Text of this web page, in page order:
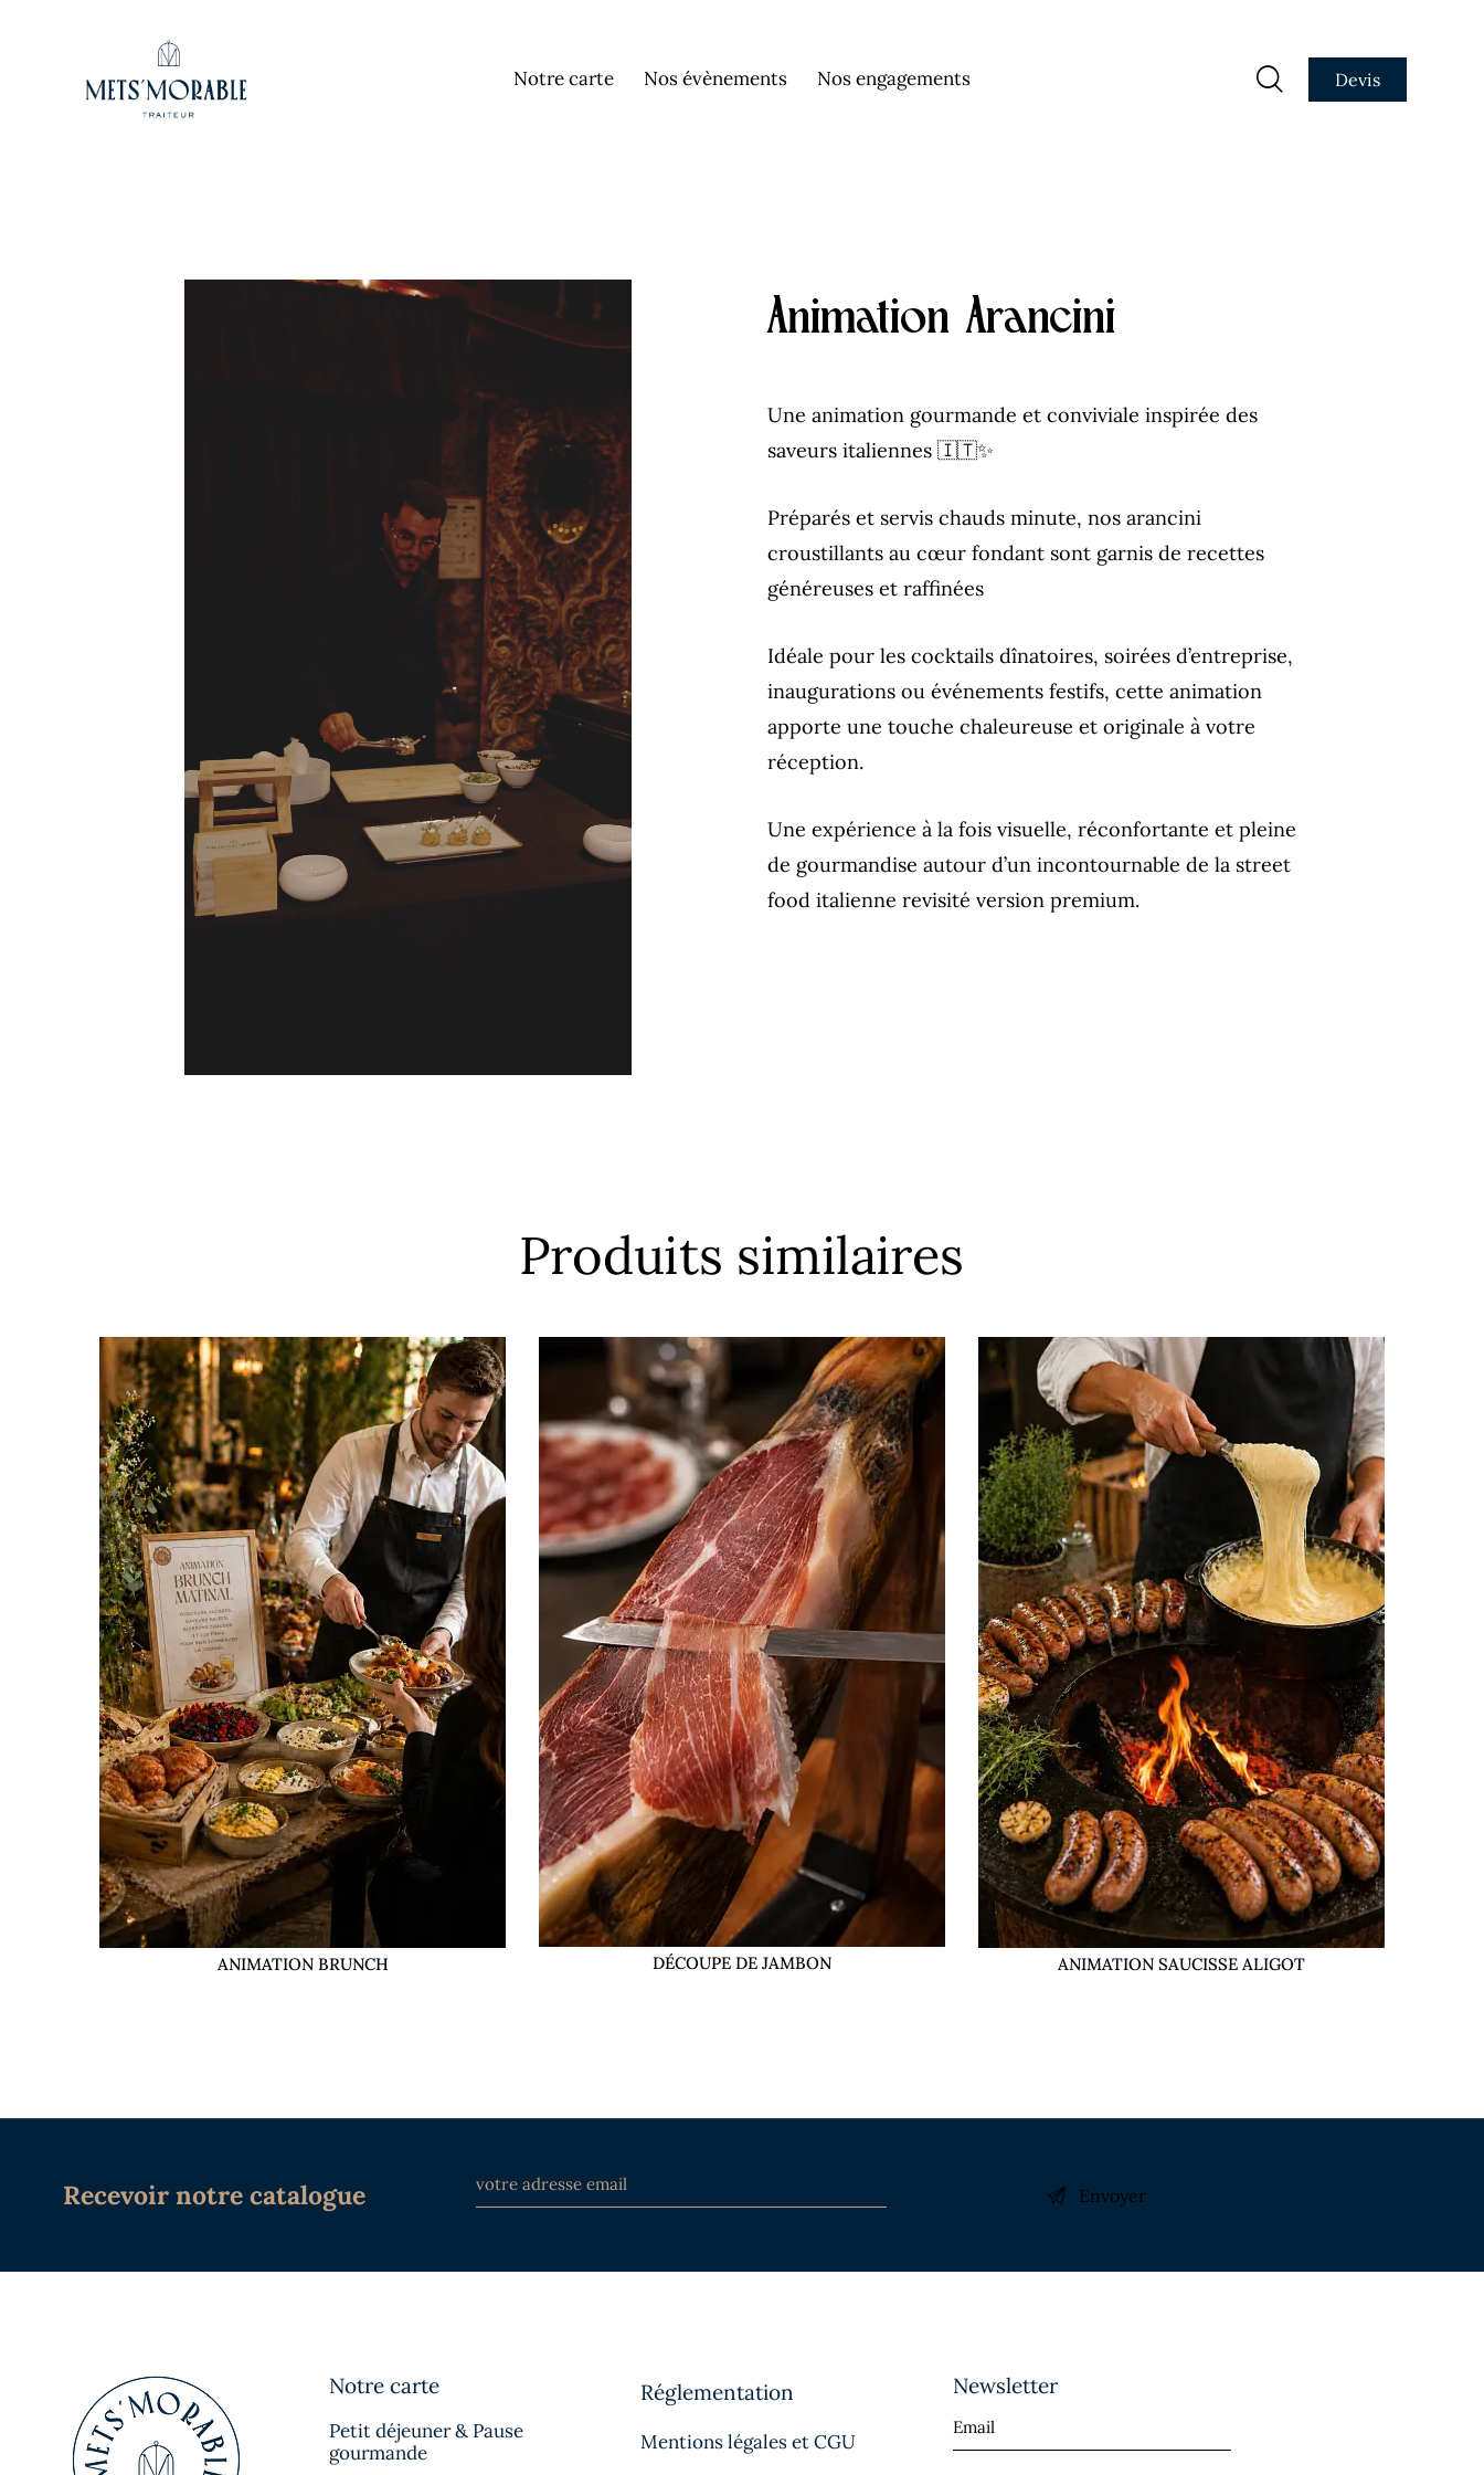
Notre carte Nos évènements Nos engagements Devis
Animation Arancini
Une animation gourmande et conviviale inspirée des
saveurs italiennes 🇮🇹✨
Préparés et servis chauds minute, nos arancini
croustillants au cœur fondant sont garnis de recettes
généreuses et raffinées
Idéale pour les cocktails dînatoires, soirées d’entreprise,
inaugurations ou événements festifs, cette animation
apporte une touche chaleureuse et originale à votre
réception.
Une expérience à la fois visuelle, réconfortante et pleine
de gourmandise autour d’un incontournable de la street
food italienne revisité version premium.
Produits similaires
ANIMATION BRUNCH DÉCOUPE DE JAMBON ANIMATION SAUCISSE ALIGOT
Recevoir notre catalogue
Notre carte
Petit déjeuner & Pause
gourmande
Réglementation
Mentions légales et CGU
Newsletter